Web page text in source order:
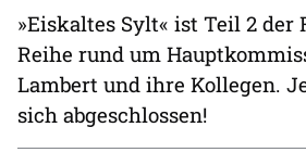
»Eiskaltes Sylt« ist Teil 2
Reihe rund um
Lambert und ihre Kollegen.
sich abgeschlossen!